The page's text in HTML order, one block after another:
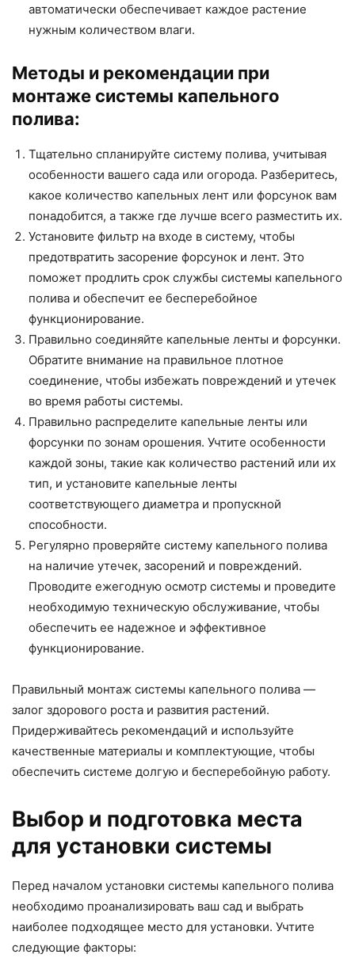
автоматически обеспечивает каждое растение
нужным количеством влаги.
Методы и рекомендации при
монтаже системы капельного
полива:
Тщательно спланируйте систему полива, учитывая
особенности вашего сада или огорода. Разберитесь,
какое количество капельных лент или форсунок вам
понадобится, а также где лучше всего разместить их.
Установите фильтр на входе в систему, чтобы
предотвратить засорение форсунок и лент. Это
поможет продлить срок службы системы капельного
полива и обеспечит ее бесперебойное
функционирование.
Правильно соединяйте капельные ленты и форсунки.
Обратите внимание на правильное плотное
соединение, чтобы избежать повреждений и утечек
во время работы системы.
Правильно распределите капельные ленты или
форсунки по зонам орошения. Учтите особенности
каждой зоны, такие как количество растений или их
тип, и установите капельные ленты
соответствующего диаметра и пропускной
способности.
Регулярно проверяйте систему капельного полива
на наличие утечек, засорений и повреждений.
Проводите ежегодную осмотр системы и проведите
необходимую техническую обслуживание, чтобы
обеспечить ее надежное и эффективное
функционирование.
Правильный монтаж системы капельного полива —
залог здорового роста и развития растений.
Придерживайтесь рекомендаций и используйте
качественные материалы и комплектующие, чтобы
обеспечить системе долгую и бесперебойную работу.
Выбор и подготовка места
для установки системы
Перед началом установки системы капельного полива
необходимо проанализировать ваш сад и выбрать
наиболее подходящее место для установки. Учтите
следующие факторы: